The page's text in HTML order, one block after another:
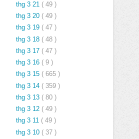
thg 3 21 ( 49 )
thg 3 20 ( 49 )
thg 3 19 ( 47 )
thg 3 18 ( 48 )
thg 3 17 ( 47 )
thg 3 16 ( 9 )
thg 3 15 ( 665 )
thg 3 14 ( 359 )
thg 3 13 ( 80 )
thg 3 12 ( 49 )
thg 3 11 ( 49 )
thg 3 10 ( 37 )